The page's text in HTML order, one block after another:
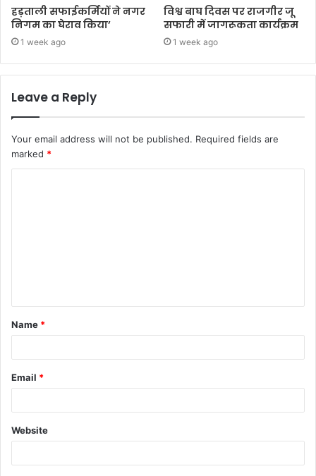
हड़ताली सफाईकर्मियों ने नगर
निगम का घेराव किया’
1 week ago
विश्व बाघ दिवस पर राजगीर जू
सफारी में जागरूकता कार्यक्रम
1 week ago
Leave a Reply
Your email address will not be published. Required fields are
marked *
Name *
Email *
Website